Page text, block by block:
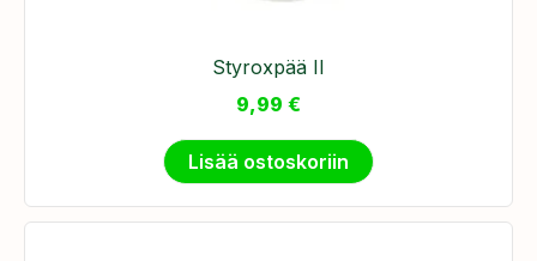
Styroxpää II
9,99 €
Lisää ostoskoriin